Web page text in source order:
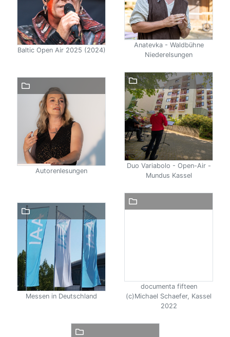
Baltic Open Air 2025 (2024)
Anatevka - Waldbühne
Niederelsungen
Autorenlesungen
Duo Variabolo - Open-Air -
Mundus Kassel
Messen in Deutschland
documenta fifteen
(c)Michael Schaefer, Kassel
2022